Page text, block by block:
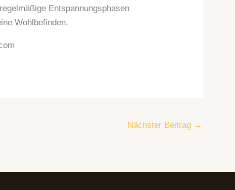
Entspannungsphasen
Wohlbefinden.
Nächster Beitrag →